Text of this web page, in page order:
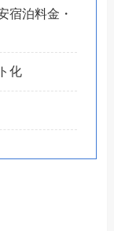
宿泊料金・
化